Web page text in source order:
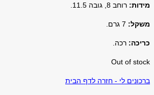
מידות: רוחב 8, גובה 11.5.
משקל: 7 גרם.
כריכה: רכה.
Out of stock
ברכונים לי - חזרה לדף הבית